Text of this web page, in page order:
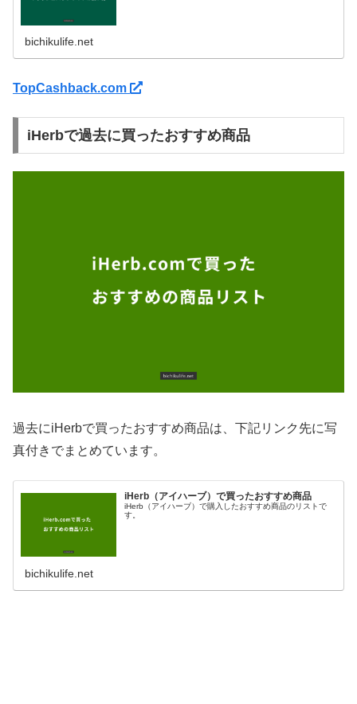
bichikulife.net
TopCashback.com
iHerbで過去に買ったおすすめ商品
過去にiHerbで買ったおすすめ商品は、下記リンク先に写
真付きでまとめています。
iHerb（アイハーブ）で買ったおすすめ商品
iHerb（アイハーブ）で購入したおすすめ商品のリストで
す。
bichikulife.net